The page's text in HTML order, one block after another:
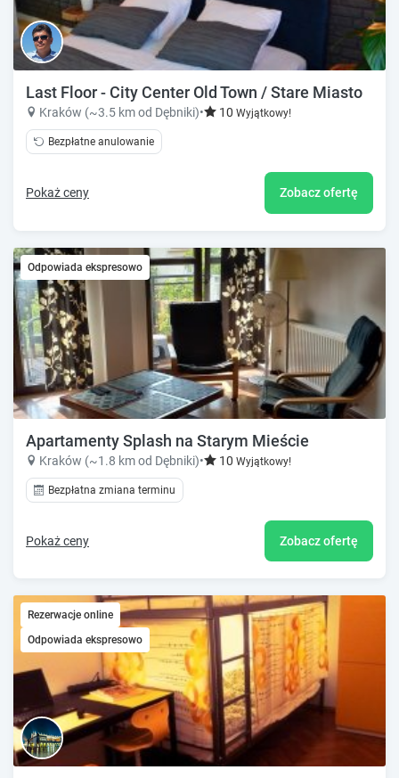
Last Floor - City Center Old Town / Stare Miasto
Kraków (~3.5 km od Dębniki)• 10 Wyjątkowy!
Bezpłatne anulowanie
Pokaż ceny Zobacz ofertę
Odpowiada ekspresowo
Apartamenty Splash na Starym Mieście
Kraków (~1.8 km od Dębniki)• 10 Wyjątkowy!
Bezpłatna zmiana terminu
Pokaż ceny Zobacz ofertę
Rezerwacje online
Odpowiada ekspresowo